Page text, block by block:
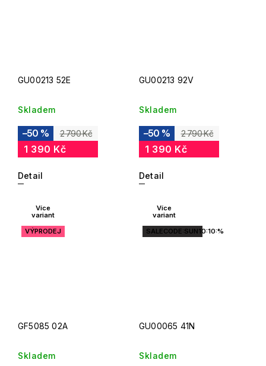
GU00213 52E
Skladem
2 790 Kč
–50 %
1 390 Kč
Detail
GU00213 92V
Skladem
2 790 Kč
–50 %
1 390 Kč
Detail
Více
variant
VÝPRODEJ
GF5085 02A
Skladem
Více
variant
SALECODE:SUN10:10:%
GU00065 41N
Skladem